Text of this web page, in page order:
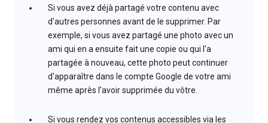
Si vous avez déjà partagé votre contenu avec
d'autres personnes avant de le supprimer. Par
exemple, si vous avez partagé une photo avec un
ami qui en a ensuite fait une copie ou qui l'a
partagée à nouveau, cette photo peut continuer
d'apparaître dans le compte Google de votre ami
même après l'avoir supprimée du vôtre.
Si vous rendez vos contenus accessibles via les